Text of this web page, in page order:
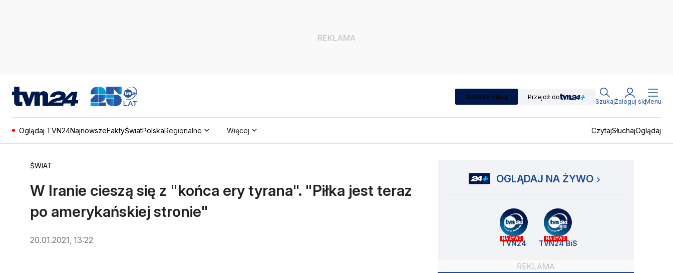
SUBSKRYBUJ Przejdź do
SzukajZaloguj sięMenu
Oglądaj TVN24NajnowszeFaktyŚwiatPolskaRegionalne Więcej CzytajSłuchajOglądaj
ŚWIAT
W Iranie cieszą się z "końca ery tyrana". "Piłka jest teraz
po amerykańskiej stronie"
20.01.2021, 13:22
OGLĄDAJ NA ŻYWO
NA ŻYWO
TVN24
NA ŻYWO
TVN24 BiS